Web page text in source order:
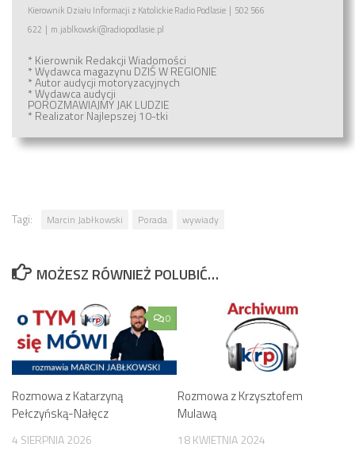
Kierownik Działu Informacji z Katolickie Radio Podlasie | 502 566
622 | m.jablkowski@radiopodlasie.pl
* Kierownik Redakcji Wiadomości
* Wydawca magazynu DZIŚ W REGIONIE
* Autor audycji motoryzacyjnych
* Wydawca audycji
POROZMAWIAJMY JAK LUDZIE
* RealizatorNajlepszej 10-tki
Tagi: Marcin Jabłkowski Porada wywiady
MOŻESZ RÓWNIEŻ POLUBIĆ…
0
Rozmowa z Katarzyną
Pełczyńską-Nałęcz
4 SIERPNIA 2026
Rozmowa z Krzysztofem
Mulawą
18 KWIETNIA 2024